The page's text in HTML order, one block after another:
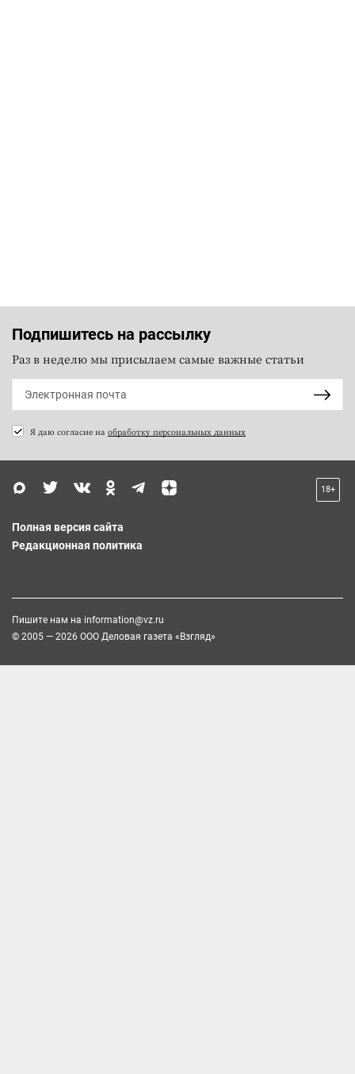
Подпишитесь на рассылку
Раз в неделю мы присылаем самые важные статьи
Я даю согласие на обработку персональных данных
18+
Полная версия сайта
Редакционная политика
Пишите нам на information@vz.ru
© 2005 — 2026 ООО Деловая газета «Взгляд»